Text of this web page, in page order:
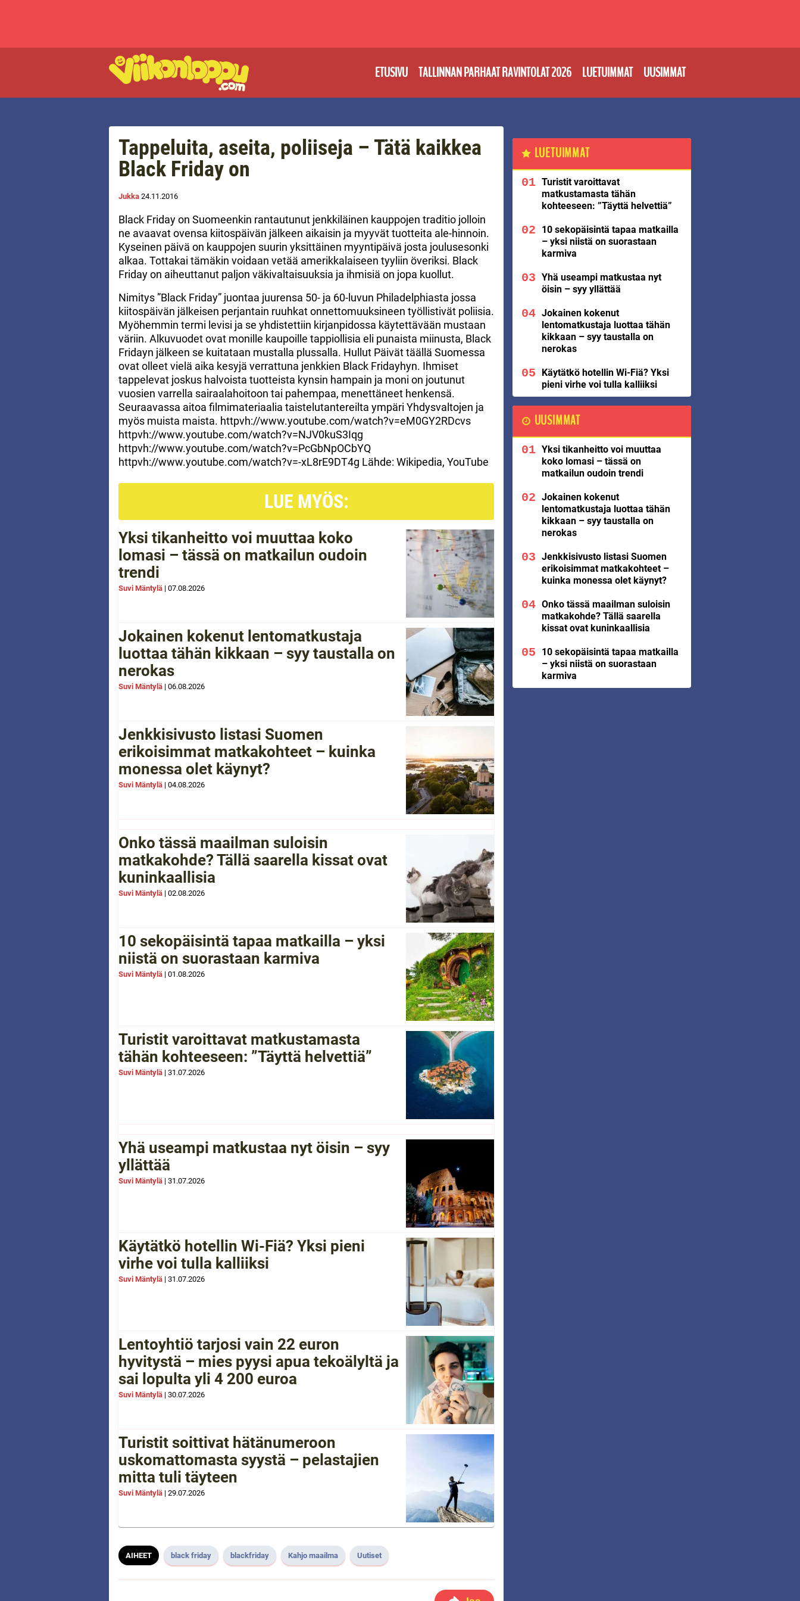
ETUSIVU TALLINNAN PARHAAT RAVINTOLAT 2026 LUETUIMMAT UUSIMMAT
Tappeluita, aseita, poliiseja – Tätä kaikkea
Black Friday on
Jukka 24.11.2016
Black Friday on Suomeenkin rantautunut jenkkiläinen kauppojen traditio jolloin
ne avaavat ovensa kiitospäivän jälkeen aikaisin ja myyvät tuotteita ale-hinnoin.
Kyseinen päivä on kauppojen suurin yksittäinen myyntipäivä josta joulusesonki
alkaa. Tottakai tämäkin voidaan vetää amerikkalaiseen tyyliin överiksi. Black
Friday on aiheuttanut paljon väkivaltaisuuksia ja ihmisiä on jopa kuollut.
Nimitys ”Black Friday” juontaa juurensa 50- ja 60-luvun Philadelphiasta jossa
kiitospäivän jälkeisen perjantain ruuhkat onnettomuuksineen työllistivät poliisia.
Myöhemmin termi levisi ja se yhdistettiin kirjanpidossa käytettävään mustaan
väriin. Alkuvuodet ovat monille kaupoille tappiollisia eli punaista miinusta, Black
Fridayn jälkeen se kuitataan mustalla plussalla. Hullut Päivät täällä Suomessa
ovat olleet vielä aika kesyjä verrattuna jenkkien Black Fridayhyn. Ihmiset
tappelevat joskus halvoista tuotteista kynsin hampain ja moni on joutunut
vuosien varrella sairaalahoitoon tai pahempaa, menettäneet henkensä.
Seuraavassa aitoa filmimateriaalia taistelutantereilta ympäri Yhdysvaltojen ja
myös muista maista. httpvh://www.youtube.com/watch?v=eM0GY2RDcvs
httpvh://www.youtube.com/watch?v=NJV0kuS3Iqg
httpvh://www.youtube.com/watch?v=PcGbNpOCbYQ
httpvh://www.youtube.com/watch?v=-xL8rE9DT4g Lähde: Wikipedia, YouTube
LUE MYÖS:
Yksi tikanheitto voi muuttaa koko
lomasi – tässä on matkailun oudoin
trendi
Suvi Mäntylä | 07.08.2026
Jokainen kokenut lentomatkustaja
luottaa tähän kikkaan – syy taustalla on
nerokas
Suvi Mäntylä | 06.08.2026
Jenkkisivusto listasi Suomen
erikoisimmat matkakohteet – kuinka
monessa olet käynyt?
Suvi Mäntylä | 04.08.2026
Onko tässä maailman suloisin
matkakohde? Tällä saarella kissat ovat
kuninkaallisia
Suvi Mäntylä | 02.08.2026
10 sekopäisintä tapaa matkailla – yksi
niistä on suorastaan karmiva
Suvi Mäntylä | 01.08.2026
Turistit varoittavat matkustamasta
tähän kohteeseen: ”Täyttä helvettiä”
Suvi Mäntylä | 31.07.2026
Yhä useampi matkustaa nyt öisin – syy
yllättää
Suvi Mäntylä | 31.07.2026
Käytätkö hotellin Wi-Fiä? Yksi pieni
virhe voi tulla kalliiksi
Suvi Mäntylä | 31.07.2026
Lentoyhtiö tarjosi vain 22 euron
hyvitystä – mies pyysi apua tekoälyltä ja
sai lopulta yli 4 200 euroa
Suvi Mäntylä | 30.07.2026
Turistit soittivat hätänumeroon
uskomattomasta syystä – pelastajien
mitta tuli täyteen
Suvi Mäntylä | 29.07.2026
AIHEET black friday blackfriday Kahjo maailma Uutiset
LUETUIMMAT
Turistit varoittavat
matkustamasta tähän
kohteeseen: ”Täyttä helvettiä”
10 sekopäisintä tapaa matkailla
– yksi niistä on suorastaan
karmiva
Yhä useampi matkustaa nyt
öisin – syy yllättää
Jokainen kokenut
lentomatkustaja luottaa tähän
kikkaan – syy taustalla on
nerokas
Käytätkö hotellin Wi-Fiä? Yksi
pieni virhe voi tulla kalliiksi
UUSIMMAT
Yksi tikanheitto voi muuttaa
koko lomasi – tässä on
matkailun oudoin trendi
Jokainen kokenut
lentomatkustaja luottaa tähän
kikkaan – syy taustalla on
nerokas
Jenkkisivusto listasi Suomen
erikoisimmat matkakohteet –
kuinka monessa olet käynyt?
Onko tässä maailman suloisin
matkakohde? Tällä saarella
kissat ovat kuninkaallisia
10 sekopäisintä tapaa matkailla
– yksi niistä on suorastaan
karmiva